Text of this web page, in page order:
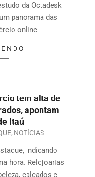
da Octadesk
panorama das
online
tem alta de
apontam
Itaú
, NOTÍCIAS
indicando
hora. Relojoarias
calçados e